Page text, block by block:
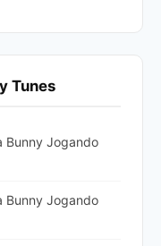
Tunes
Bunny Jogando
Bunny Jogando